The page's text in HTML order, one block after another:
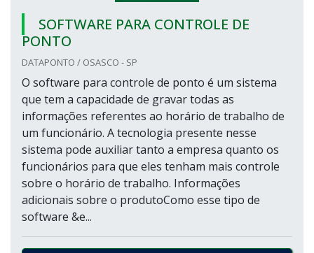
SOFTWARE PARA CONTROLE DE
PONTO
DATAPONTO / OSASCO - SP
O software para controle de ponto é um sistema
que tem a capacidade de gravar todas as
informações referentes ao horário de trabalho de
um funcionário. A tecnologia presente nesse
sistema pode auxiliar tanto a empresa quanto os
funcionários para que eles tenham mais controle
sobre o horário de trabalho. Informações
adicionais sobre o produtoComo esse tipo de
software &e...